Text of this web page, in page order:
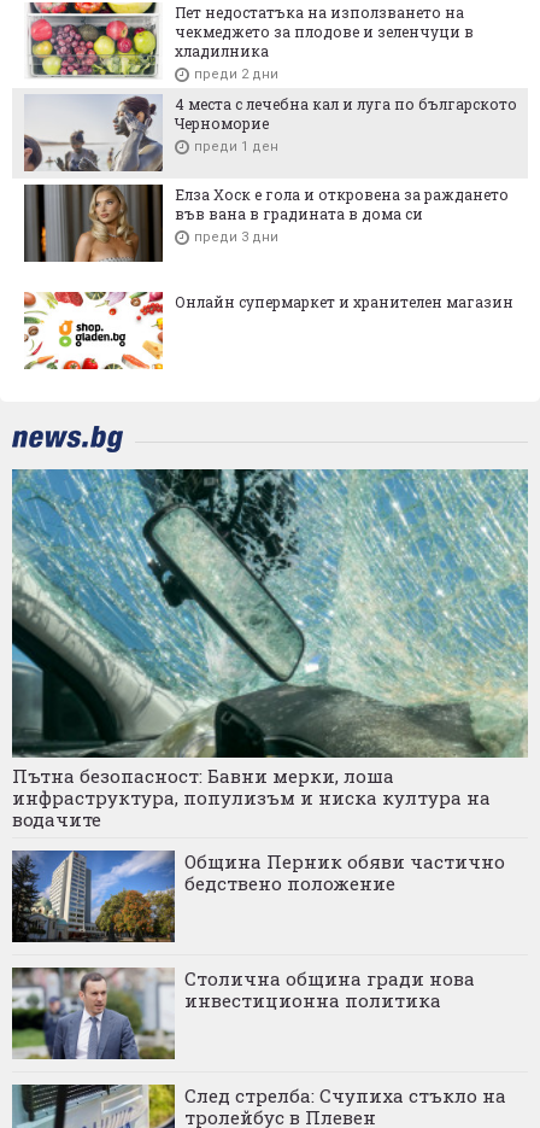
Пет недостатъка на използването на
чекмеджето за плодове и зеленчуци в
хладилника
преди 2 дни
4 места с лечебна кал и луга по българското
Черноморие
преди 1 ден
Елза Хоск е гола и откровена за раждането
във вана в градината в дома си
преди 3 дни
Онлайн супермаркет и хранителен магазин
Пътна безопасност: Бавни мерки, лоша
инфраструктура, популизъм и ниска култура на
водачите
Община Перник обяви частично
бедствено положение
Столична община гради нова
инвестиционна политика
След стрелба: Счупиха стъкло на
тролейбус в Плевен